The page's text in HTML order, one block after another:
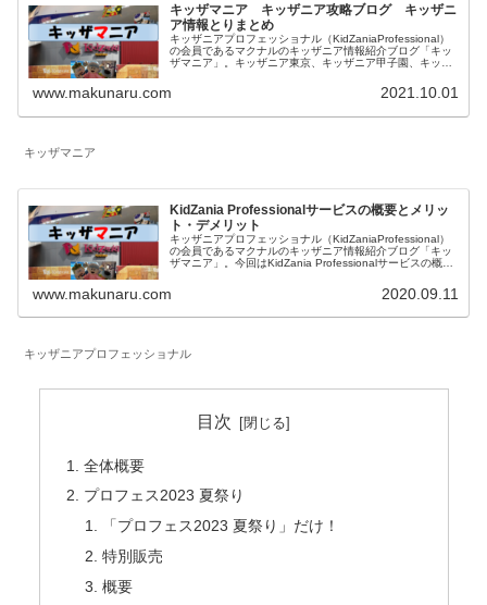
キッザマニア キッザニア攻略ブログ キッザニ
ア情報とりまとめ
キッザニアプロフェッショナル（KidZaniaProfessional）
の会員であるマクナルのキッザニア情報紹介ブログ「キッ
ザマニア」。キッザニア東京、キッザニア甲子園、キッザ
も記載したお仕事体験記、料金等に関係する予約方法、お
得な情報等を記載しています。
www.makunaru.com 2021.10.01
キッザマニア
KidZania Professionalサービスの概要とメリッ
ト・デメリット
キッザニアプロフェッショナル（KidZaniaProfessional）
の会員であるマクナルのキッザニア情報紹介ブログ「キッ
ザマニア」。今回はKidZania Professionalサービスの概要
www.makunaru.com 2020.09.11
キッザニアプロフェッショナル
目次
全体概要
プロフェス2023 夏祭り
「プロフェス2023 夏祭り」だけ！
特別販売
概要